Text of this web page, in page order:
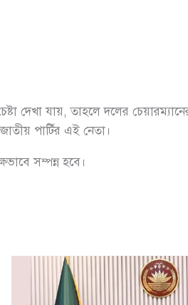
দেখা যায়, তাহলে দলের
পার্টির এই নেতা।
সম্পন্ন হবে।